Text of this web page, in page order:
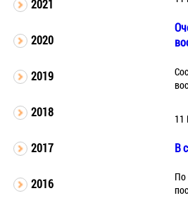
2021
2020
2019
2018
2017
2016
11
В
По